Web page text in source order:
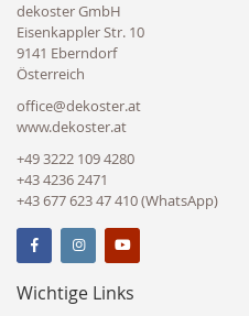
dekoster GmbH
Eisenkappler Str. 10
9141 Eberndorf
Österreich
office@dekoster.at
www.dekoster.at
+49 3222 109 4280
+43 4236 2471
+43 677 623 47 410 (WhatsApp)
Wichtige Links